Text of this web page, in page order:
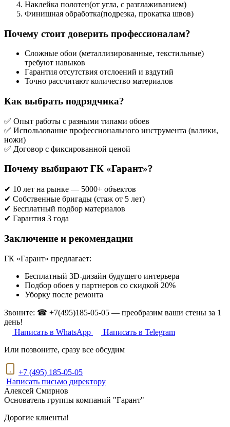
Наклейка полотен(от угла, с разглаживанием)
Финишная обработка(подрезка, прокатка швов)
Почему стоит доверить профессионалам?
Сложные обои (металлизированные, текстильные)
требуют навыков
Гарантия отсутствия отслоений и вздутий
Точно рассчитают количество материалов
Как выбрать подрядчика?
✅ Опыт работы с разными типами обоев
✅ Использование профессионального инструмента (валики,
ножи)
✅ Договор с фиксированной ценой
Почему выбирают ГК «Гарант»?
✔ 10 лет на рынке — 5000+ объектов
✔ Собственные бригады (стаж от 5 лет)
✔ Бесплатный подбор материалов
✔ Гарантия 3 года
Заключение и рекомендации
ГК «Гарант» предлагает:
Бесплатный 3D-дизайн будущего интерьера
Подбор обоев у партнеров со скидкой 20%
Уборку после ремонта
Звоните: ☎ +7(495)185-05-05 — преобразим ваши стены за 1
день!
Написать в WhatsApp
Написать в Telegram
Или позвоните, сразу все обсудим
+7 (495) 185-05-05
Написать письмо директору
Алексей Смирнов
Основатель группы компаний "Гарант"
Дорогие клиенты!